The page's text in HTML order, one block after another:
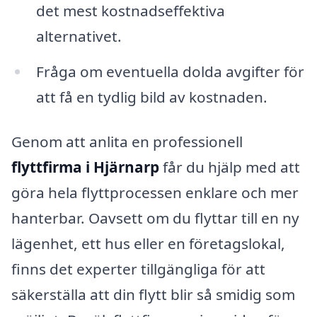
det mest kostnadseffektiva
alternativet.
Fråga om eventuella dolda avgifter för
att få en tydlig bild av kostnaden.
Genom att anlita en professionell
flyttfirma i Hjärnarpfår du hjälp med att
göra hela flyttprocessen enklare och mer
hanterbar. Oavsett om du flyttar till en ny
lägenhet, ett hus eller en företagslokal,
finns det experter tillgängliga för att
säkerställa att din flytt blir så smidig som